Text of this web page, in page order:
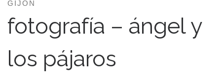
GIJÓN
fotografía – ángel y
los pájaros